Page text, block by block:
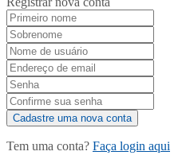
Tem uma conta? Faça login aqui